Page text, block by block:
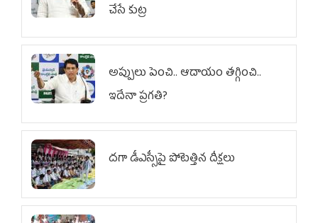
చేసే కుట్ర‌
అప్పులు పెంచి.. ఆదాయం తగ్గించి..
ఇదేనా ప్రగతి?
దగా డీఎస్సీపై పోటెత్తిన దీక్షలు